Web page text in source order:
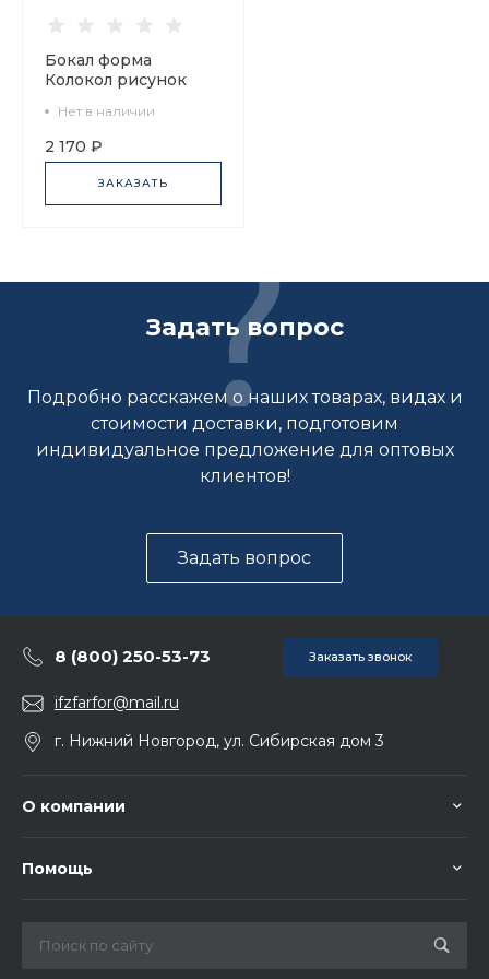
Бокал форма
Колокол рисунок
арт 80.45175.00.1
Нет в наличии
2 170 ₽
ЗАКАЗАТЬ
Задать вопрос
Подробно расскажем о наших товарах, видах и
стоимости доставки, подготовим
индивидуальное предложение для оптовых
клиентов!
Задать вопрос
8 (800) 250-53-73 Заказать звонок
ifzfarfor@mail.ru
г. Нижний Новгород, ул. Сибирская дом 3
О компании
Помощь